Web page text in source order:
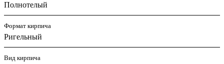
Полнотелый
Формат кирпича
Ригельный
Вид кирпича